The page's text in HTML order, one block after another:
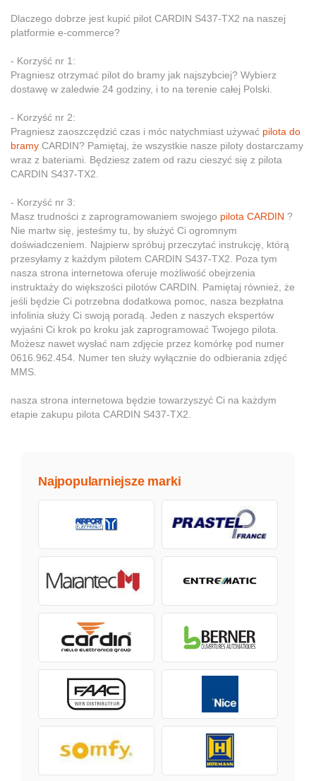
Dlaczego dobrze jest kupić pilot CARDIN S437-TX2 na naszej
platformie e-commerce?
- Korzyść nr 1:
Pragniesz otrzymać pilot do bramy jak najszybciej? Wybierz
dostawę w zaledwie 24 godziny, i to na terenie całej Polski.
- Korzyść nr 2:
Pragniesz zaoszczędzić czas i móc natychmiast używać pilota do
bramy CARDIN? Pamiętaj, że wszystkie nasze piloty dostarczamy
wraz z bateriami. Będziesz zatem od razu cieszyć się z pilota
CARDIN S437-TX2.
- Korzyść nr 3:
Masz trudności z zaprogramowaniem swojego pilota CARDIN ?
Nie martw się, jesteśmy tu, by służyć Ci ogromnym
doświadczeniem. Najpierw spróbuj przeczytać instrukcję, którą
przesyłamy z każdym pilotem CARDIN S437-TX2. Poza tym
nasza strona internetowa oferuje możliwość obejrzenia
instruktaży do większości pilotów CARDIN. Pamiętaj również, że
jeśli będzie Ci potrzebna dodatkowa pomoc, nasza bezpłatna
infolinia służy Ci swoją poradą. Jeden z naszych ekspertów
wyjaśni Ci krok po kroku jak zaprogramować Twojego pilota.
Możesz nawet wysłać nam zdjęcie przez komórkę pod numer
0616.962.454. Numer ten służy wyłącznie do odbierania zdjęć
MMS.
nasza strona internetowa będzie towarzyszyć Ci na każdym
etapie zakupu pilota CARDIN S437-TX2.
Najpopularniejsze marki